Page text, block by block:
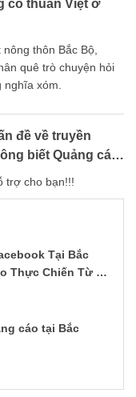
cổ thuần Việt ở
thôn Bắc Bộ,
quê trò chuyện hỏi
xóm.
đề về truyền
biết Quảng cáo
trợ cho bạn!!!
Tại Bắc
Thực Chiến Từ A–
cáo tại Bắc